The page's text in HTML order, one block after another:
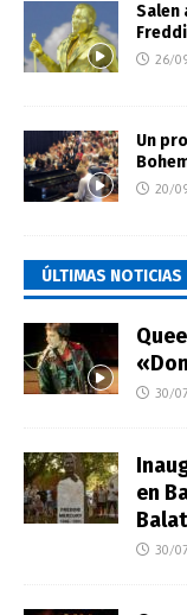
Salen
26/
Un
20/
ÚLTIMAS NOTICIAS
30/
en
30/